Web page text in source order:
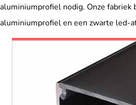
aluminiumprofiel nodig. Onze fabriek
aluminiumprofiel en een zwarte led-